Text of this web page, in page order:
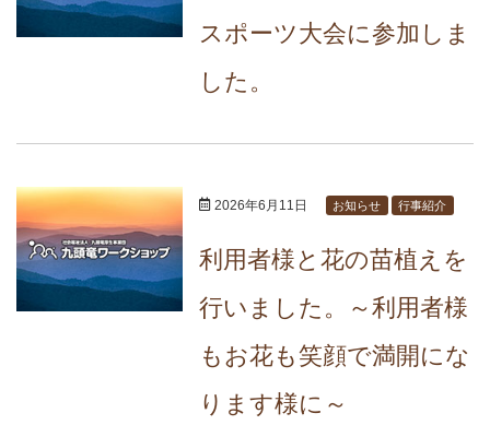
スポーツ大会に参加しま
した。
2026年6月11日 お知らせ 行事紹介
利用者様と花の苗植えを
行いました。～利用者様
もお花も笑顔で満開にな
ります様に～